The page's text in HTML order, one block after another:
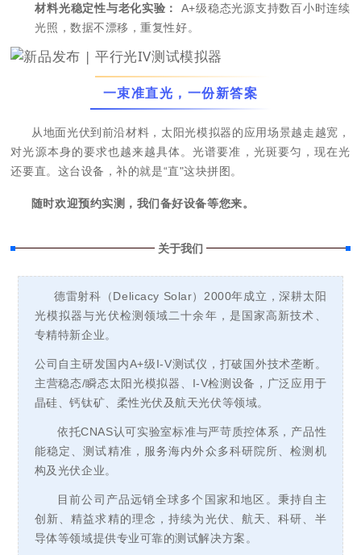
材料光稳定性与老化实验：
A+级稳态光源支持数百小时连续
光照，数据不漂移，重复性好。
一束准直光，一份新答案
从地面光伏到前沿材料，太阳光模拟器的应用场景越走越宽，
对光源本身的要求也越来越具体。光谱要准，光斑要匀，现在光
还要直。这台设备，补的就是“直"这块拼图。
随时欢迎预约实测，我们备好设备等您来。
关于我们
德雷射科（Delicacy Solar）2000年成立，深耕太阳
光模拟器与光伏检测 领域二十余年，是国家高新技术、
专精特新企业。
公司自主研发国内A+级I-V测试仪，打破国外技术垄断。
主营稳态/瞬态太阳光模拟器、I-V检测设备，广泛应用于
晶硅、钙钛矿、柔性光伏及航天光伏等领域。
依托CNAS认可实验室标准与严苛质控体系，产品性
能稳定、测试精准，服务海内外众多科研院所、检测机
构及光伏企业。
目前公司产品远销全球多个国家和地区。秉持自主
创新、精益求精的理念，持续为光伏、航天、科研、半
导体等领域提供专业可靠的测试解决方案。